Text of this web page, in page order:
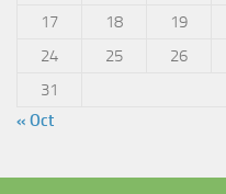
17
18 19
24
25 26
31
« Oct